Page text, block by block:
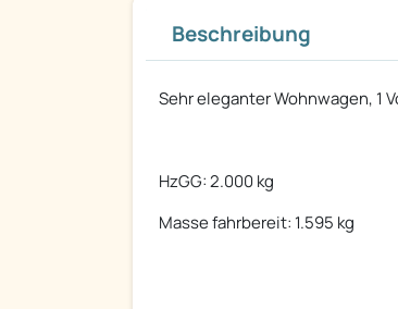
Beschreibung
Sehr eleganter Wohnwagen, 1
HzGG: 2.000 kg
Masse fahrbereit: 1.595 kg